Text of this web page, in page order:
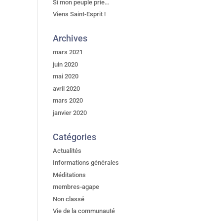
Si mon peuple prie…
Viens Saint-Esprit !
Archives
mars 2021
juin 2020
mai 2020
avril 2020
mars 2020
janvier 2020
Catégories
Actualités
Informations générales
Méditations
membres-agape
Non classé
Vie de la communauté